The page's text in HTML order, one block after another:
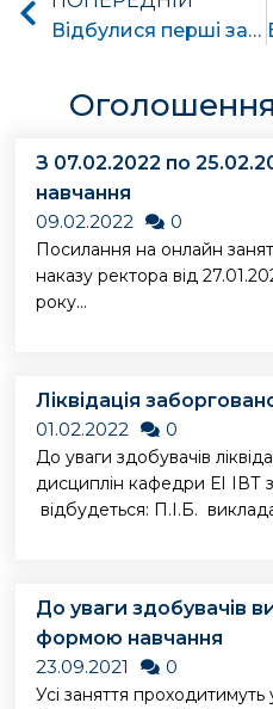
Відбулися перші захисти курсових проєктів з дисципліни «Електрична частина станцій та підстанцій»
Оголошення
З 07.02.2022 по
навчання
09.02.2022
0
Посилання на онлайн
наказу ректора від
року...
Ліквідація
01.02.2022
0
До уваги здобувачів
дисциплін кафедри ЕІ ІВТ
відбудеться: П.І.Б.
До уваги здобувачів
формою навчання
23.09.2021
0
Усі заняття проходитимуть